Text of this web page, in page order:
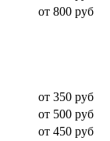
от 800 руб
от 350 руб
от 500 руб
от 450 руб